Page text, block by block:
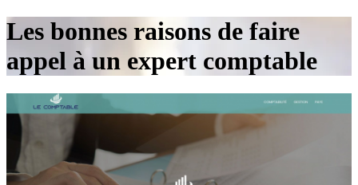
Les bonnes raisons de faire
appel à un expert comptable